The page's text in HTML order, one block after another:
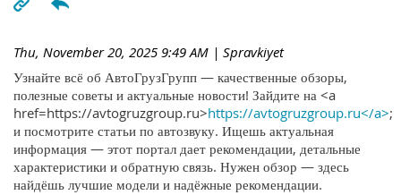
Thu, November 20, 2025 9:49 AM | Spravkiyet
Узнайте всё об АвтоГрузГрупп — качественные обзоры,
полезные советы и актуальные новости! Зайдите на <a
href=https://avtogruzgroup.ru>https://avtogruzgroup.ru</a>;
и посмотрите статьи по автозвуку. Ищешь актуальная
информация — этот портал дает рекомендации, детальные
характеристики и обратную связь. Нужен обзор — здесь
найдёшь лучшие модели и надёжные рекомендации.